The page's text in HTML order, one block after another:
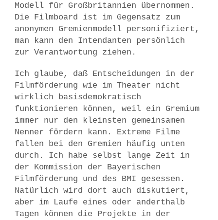
Modell für Großbritannien übernommen.
Die Filmboard ist im Gegensatz zum
anonymen Gremienmodell personifiziert,
man kann den Intendanten persönlich
zur Verantwortung ziehen.
Ich glaube, daß Entscheidungen in der
Filmförderung wie im Theater nicht
wirklich basisdemokratisch
funktionieren können, weil ein Gremium
immer nur den kleinsten gemeinsamen
Nenner fördern kann. Extreme Filme
fallen bei den Gremien häufig unten
durch. Ich habe selbst lange Zeit in
der Kommission der Bayerischen
Filmförderung und des BMI gesessen.
Natürlich wird dort auch diskutiert,
aber im Laufe eines oder anderthalb
Tagen können die Projekte in der